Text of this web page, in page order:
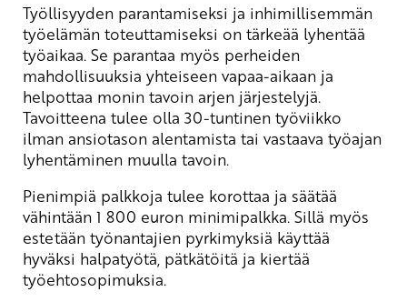
Työllisyyden parantamiseksi ja inhimillisemmän
työelämän toteuttamiseksi on tärkeää lyhentää
työaikaa. Se parantaa myös perheiden
mahdollisuuksia yhteiseen vapaa-aikaan ja
helpottaa monin tavoin arjen järjestelyjä.
Tavoitteena tulee olla 30-tuntinen työviikko
ilman ansiotason alentamista tai vastaava työajan
lyhentäminen muulla tavoin.
Pienimpiä palkkoja tulee korottaa ja säätää
vähintään 1 800 euron minimipalkka. Sillä myös
estetään työnantajien pyrkimyksiä käyttää
hyväksi halpatyötä, pätkätöitä ja kiertää
työehtosopimuksia.